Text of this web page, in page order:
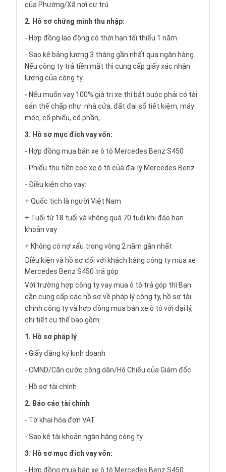
của Phường/Xã nơi cư trú
2. Hồ sơ chứng minh thu nhập:
- Hợp đồng lao động có thời hạn tối thiểu 1 năm
- Sao kê bảng lương 3 tháng gần nhất qua ngân hàng.
Nếu công ty trả tiền mặt thì cung cấp giấy xác nhận
lương của công ty
- Nếu muốn vay 100% giá trị xe thì bắt buộc phải có tài
sản thế chấp như: nhà cửa, đất đai sổ tiết kiệm, máy
móc, cổ phiếu, cổ phần,....
3. Hồ sơ mục đích vay vốn:
- Hợp đồng mua bán xe ô tô Mercedes Benz S450
- Phiếu thu tiền cọc xe ô tô của đại lý Mercedes Benz
- Điều kiện cho vay:
+ Quốc tịch là người Việt Nam
+ Tuổi từ 18 tuổi và không quá 70 tuổi khi đáo hạn
khoản vay
+ Không có nợ xấu trong vòng 2 năm gần nhất
Điều kiện và hồ sơ đối với khách hàng công ty mua xe
Mercedes Benz S450 trả góp
Với trường hợp công ty vay mua ô tô trả góp thì Bạn
cần cung cấp các hồ sơ về pháp lý công ty, hồ sơ tài
chính công ty và hợp đồng mua bán xe ô tô với đại lý,
chi tiết cụ thể bao gồm:
1. Hồ sơ pháp lý
- Giấy đăng ký kinh doanh
- CMND/Căn cước công dân/Hộ Chiếu của Giám đốc
- Hồ sơ tài chính
2. Báo cáo tài chính
- Tờ khai hóa đơn VAT
- Sao kê tài khoản ngân hàng công ty
3. Hồ sơ mục đích vay vốn:
- Hợp đồng mua bán xe ô tô Mercedes Benz S450